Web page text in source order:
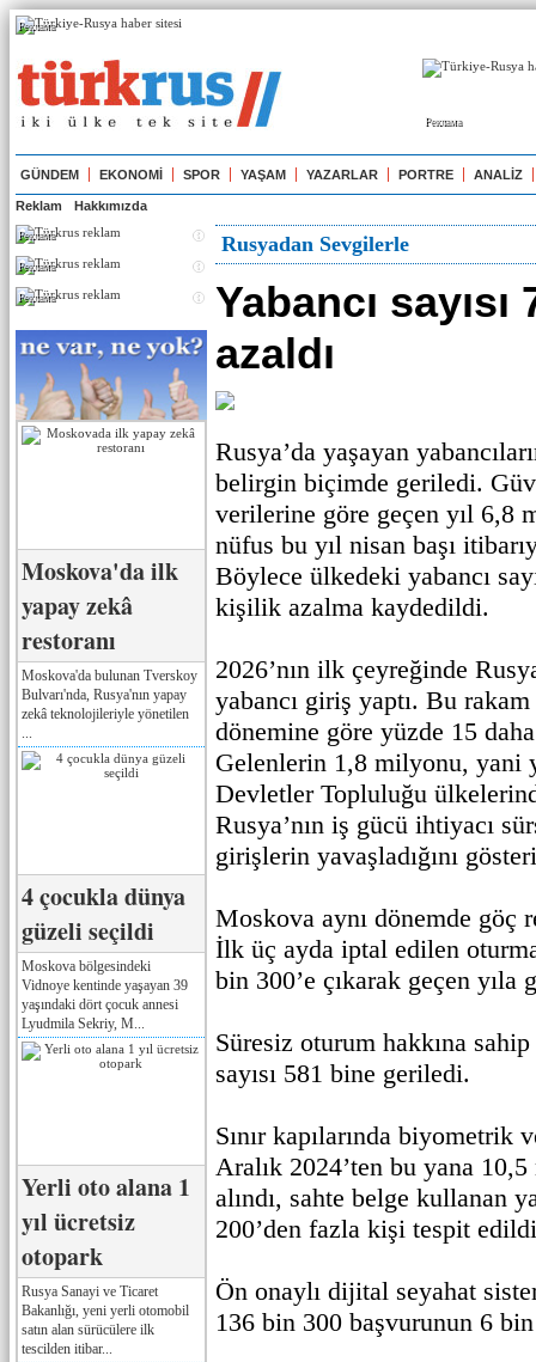
Реклама
Реклама
GÜNDEM EKONOMİ SPOR YAŞAM YAZARLAR PORTRE ANALİZ
Reklam Hakkımızda
Реклама
Реклама
Реклама
Moskova'da ilk
yapay zekâ
restoranı
Moskova'da bulunan Tverskoy
Bulvarı'nda, Rusya'nın yapay
zekâ teknolojileriyle yönetilen
4 çocukla dünya
güzeli seçildi
Moskova bölgesindeki
Vidnoye kentinde yaşayan 39
yaşındaki dört çocuk annesi
Lyudmila Sekriy, M...
Yerli oto alana 1
yıl ücretsiz
otopark
Rusya Sanayi ve Ticaret
Bakanlığı, yeni yerli otomobil
satın alan sürücülere ilk
tescilden itibar...
Rusyadan Sevgilerle
Yabancı sayısı
azaldı
Rusya’da yaşayan
belirgin biçimde geriledi.
verilerine göre geçen yıl 6,8
nüfus bu yıl nisan başı
Böylece ülkedeki yabancı
kişilik azalma kaydedildi.
2026’nın ilk çeyreğinde
yabancı giriş yaptı. Bu rakam
dönemine göre yüzde 15
Gelenlerin 1,8 milyonu, yani
Devletler Topluluğu
Rusya’nın iş gücü ihtiyacı
girişlerin yavaşladığını
Moskova aynı dönemde göç
İlk üç ayda iptal edilen
bin 300’e çıkarak geçen yıla
Süresiz oturum hakkına
sayısı 581 bine geriledi.
Sınır kapılarında
Aralık 2024’ten bu yana
alındı, sahte belge kullanan
200’den fazla kişi tespit
Ön onaylı dijital seyahat
136 bin 300 başvurunun 6